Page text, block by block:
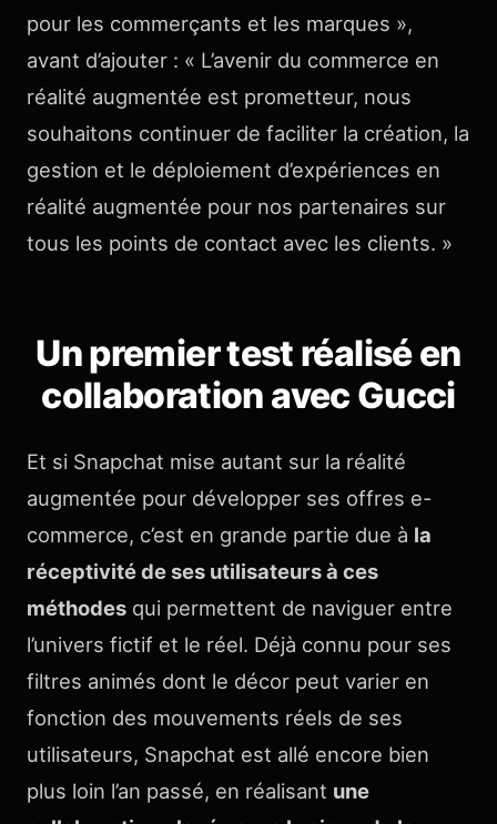
pour les commerçants et les marques »,
avant d’ajouter : « L’avenir du commerce en
réalité augmentée est prometteur, nous
souhaitons continuer de faciliter la création, la
gestion et le déploiement d’expériences en
réalité augmentée pour nos partenaires sur
tous les points de contact avec les clients. »
Un premier test réalisé en
collaboration avec Gucci
Et si Snapchat mise autant sur la réalité
augmentée pour développer ses offres e-
commerce, c’est en grande partie due à la
réceptivité de ses utilisateurs à ces
méthodes qui permettent de naviguer entre
l’univers fictif et le réel. Déjà connu pour ses
filtres animés dont le décor peut varier en
fonction des mouvements réels de ses
utilisateurs, Snapchat est allé encore bien
plus loin l’an passé, en réalisant une